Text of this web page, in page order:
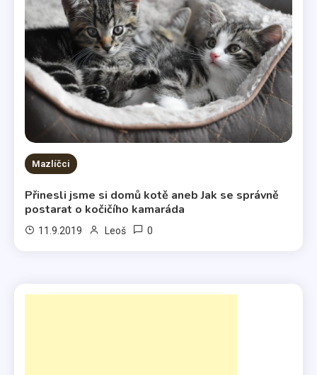
Mazlíčci
Přinesli jsme si domů kotě aneb Jak se správně
postarat o kočičího kamaráda
11.9.2019 Leoš 0